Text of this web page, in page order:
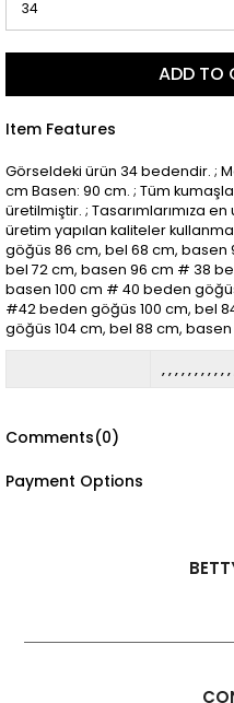
Item Features
Görseldeki ürün 34 bedendir. ;
cm Basen: 90 cm. ; Tüm
üretilmiştir. ; Tasarımlarımıza
üretim yapılan kaliteler
göğüs 86 cm, bel 68 cm,
bel 72 cm, basen 96 cm # 38
basen 100 cm # 40 beden
#42 beden göğüs 100 cm, bel
göğüs 104 cm, bel 88 cm, basen
Comments(0)
Payment Options